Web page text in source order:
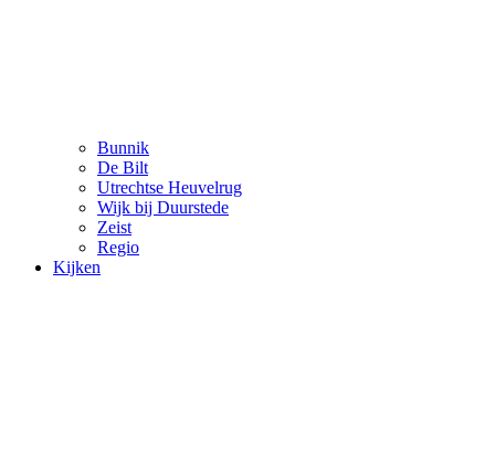
Bunnik
De Bilt
Utrechtse Heuvelrug
Wijk bij Duurstede
Zeist
Regio
Kijken